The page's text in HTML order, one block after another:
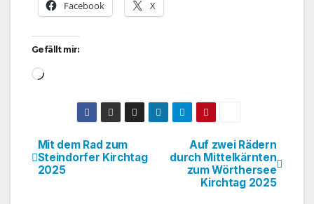
Facebook X
Gefällt mir:
Wird
BeitragsnavigationAuf zwei Rädern
durch Mittelkärnten
zum Wörthersee
Kirchtag 2025
Mit dem Rad zum
Steindorfer Kirchtag
2025